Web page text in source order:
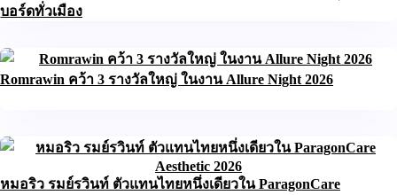
บอร์ดทั่วเมือง
Romrawin คว้า 3 รางวัลใหญ่ ในงาน Allure Night 2026
หมอริว รมย์รวินท์ ตัวแทนไทยหนึ่งเดียวใน ParagonCare